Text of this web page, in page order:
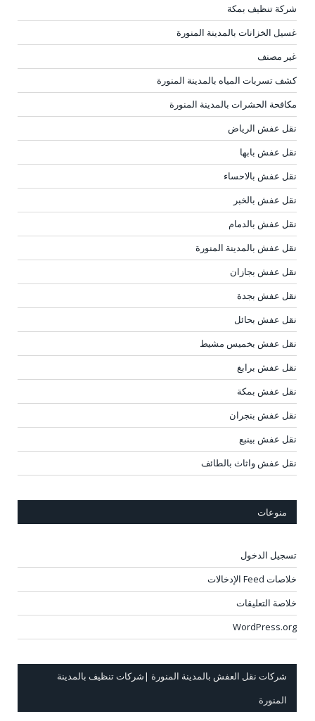
شركة تنظيف بمكة
غسيل الخزانات بالمدينة المنورة
غير مصنف
كشف تسربات المياه بالمدينة المنورة
مكافحة الحشرات بالمدينة المنورة
نقل عفش الرياض
نقل عفش بابها
نقل عفش بالاحساء
نقل عفش بالخبر
نقل عفش بالدمام
نقل عفش بالمدينة المنورة
نقل عفش بجازان
نقل عفش بجدة
نقل عفش بحائل
نقل عفش بخميس مشيط
نقل عفش برابغ
نقل عفش بمكة
نقل عفش بنجران
نقل عفش بينبع
نقل عفش واثاث بالطائف
منوعات
تسجيل الدخول
خلاصات Feed الإدخالات
خلاصة التعليقات
WordPress.org
شركات نقل العفش بالمدينة المنورة |شركات تنظيف بالمدينة
المنورة